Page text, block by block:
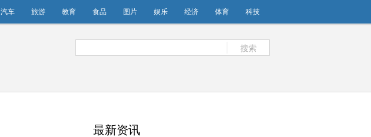
汽车 旅游 教育 食品 图片 娱乐 经济 体育 科技
搜索
最新资讯